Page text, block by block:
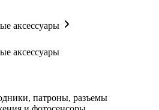
аксессуары
аксессуары
патроны, разъемы